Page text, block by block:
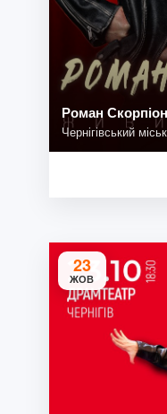
Роман Скорпіон
Чернігівський
23
ЖОВ